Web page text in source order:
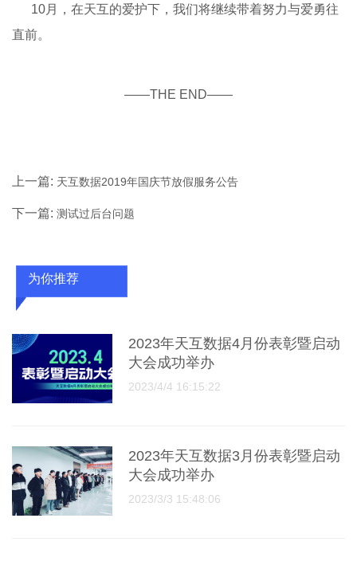
10月，在天互的爱护下，我们将继续带着努力与爱勇往
直前。
——THE END——
上一篇: 天互数据2019年国庆节放假服务公告
下一篇:测试过后台问题
为你推荐
2023年天互数据4月份表彰暨启动
大会成功举办
2023/4/4 16:15:22
2023年天互数据3月份表彰暨启动
大会成功举办
2023/3/3 15:48:06